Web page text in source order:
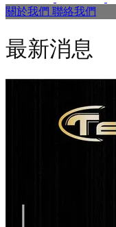
關於我們 聯絡我們
最新消息